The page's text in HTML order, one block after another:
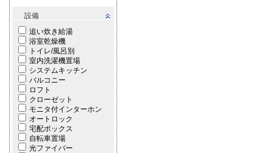
設備
追い炊き給湯
浴室乾燥機
トイレ/風呂別
室内洗濯機置場
システムキッチン
バルコニー
ロフト
クローゼット
モニタ付インターホン
オートロック
宅配ボックス
自転車置場
光ファイバー